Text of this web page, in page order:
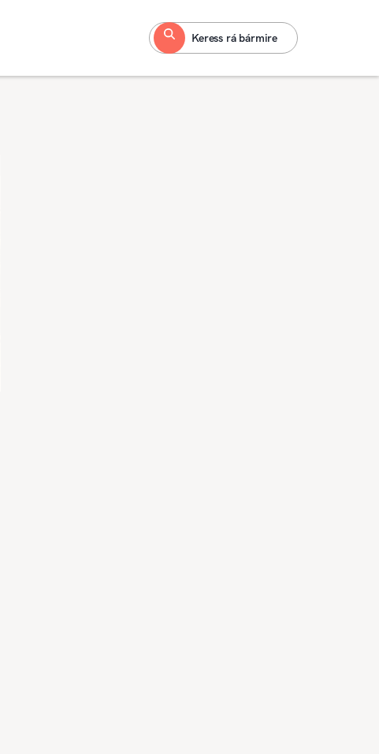
Keress rá bármire